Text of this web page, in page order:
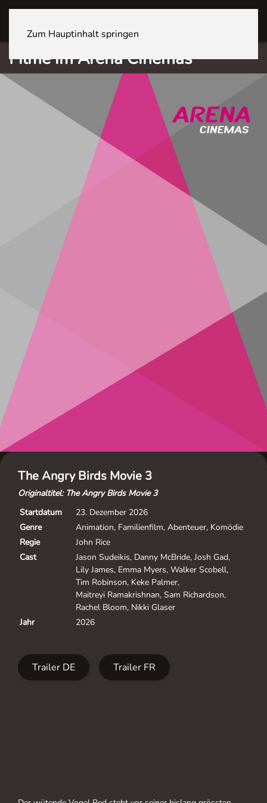
Zum Hauptinhalt springen
Filme im Arena Cinemas
The Angry Birds Movie 3
Originaltitel: The Angry Birds Movie 3
Startdatum
23. Dezember 2026
Genre
Animation, Familienfilm, Abenteuer, Komödie
Regie
John Rice
Cast
Jason Sudeikis, Danny McBride, Josh Gad,
Lily James, Emma Myers, Walker Scobell,
Tim Robinson, Keke Palmer,
Maitreyi Ramakrishnan, Sam Richardson,
Rachel Bloom, Nikki Glaser
Jahr
2026
Trailer DE Trailer FR